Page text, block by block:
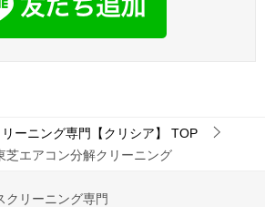
ーニング専門【クリシア】
TOP
芝エアコン分解クリーニング
クリーニング専門